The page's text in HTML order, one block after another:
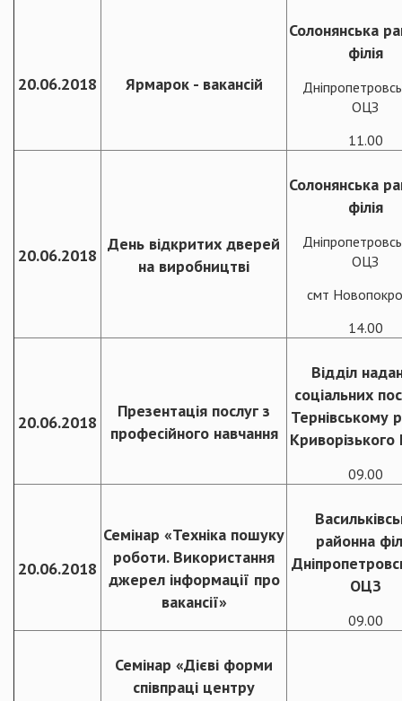
20.06.2018 Ярмарок - вакансій
Солонянська
філія
ОЦЗ
11.00
20.06.2018
День відкритих дверей
на виробництві
Солонянська
філія
ОЦЗ
смт
14.00
20.06.2018
Презентація послуг з
професійного навчання
Відділ
соціальних
Тернівському
09.00
20.06.2018
Семінар «Техніка пошуку
роботи. Використання
джерел інформації про
вакансії»
районна
ОЦЗ
09.00
Семінар «Дієві форми
співпраці центру